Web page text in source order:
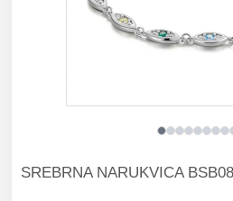
SREBRNA NARUKVICA